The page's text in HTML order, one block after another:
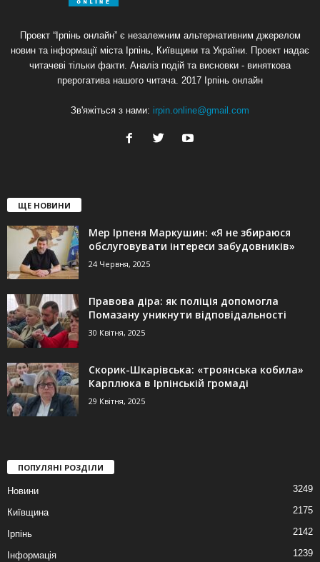
Проект “Ірпінь онлайн” є незалежним альтернативним джерелом
новин та інформації міста Ірпінь, Київщини та України. Проект надає
читачеві тільки факти. Аналіз подій та висновки - виняткова
прерогатива нашого читача. 2017 Ірпінь онлайн
Зв'яжіться з нами: irpin.online@gmail.com
ЩЕ НОВИНИ
Мер Ірпеня Маркушин: «Я не збираюся
обслуговувати інтереси забудовників»
24 Червня, 2025
Правова діра: як поліція допомогла
Помазану уникнути відповідальності
30 Квітня, 2025
Скорик-Шкарівська: «троянська кобила»
Карплюка в Ірпінській громаді
29 Квітня, 2025
ПОПУЛЯНІ РОЗДІЛИ
Новини 3249
Київщина 2175
Ірпінь 2142
Інформація 1239